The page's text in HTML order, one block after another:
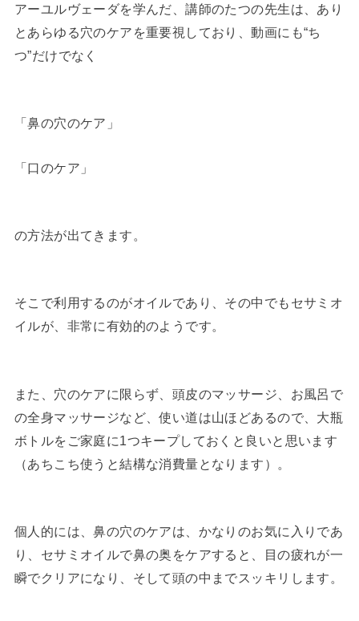
アーユルヴェーダを学んだ、講師のたつの先生は、あり
とあらゆる穴のケアを重要視しており、動画にも“ち
つ”だけでなく
「鼻の穴のケア」
「口のケア」
の方法が出てきます。
そこで利用するのがオイルであり、その中でもセサミオ
イルが、非常に有効的のようです。
また、穴のケアに限らず、頭皮のマッサージ、お風呂で
の全身マッサージなど、使い道は山ほどあるので、大瓶
ボトルをご家庭に1つキープしておくと良いと思います
（あちこち使うと結構な消費量となります）。
個人的には、鼻の穴のケアは、かなりのお気に入りであ
り、セサミオイルで鼻の奥をケアすると、目の疲れが一
瞬でクリアになり、そして頭の中までスッキリします。